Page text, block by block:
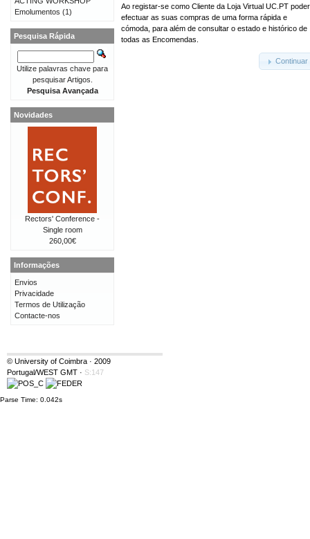
Ao registar-se como Cliente da Loja Virtual UC.PT
efectuar as suas compras de uma forma rápida e
cómoda, para além de consultar o estado e histórico de
todas as Encomendas.
Continuar
Emolumentos (1)
Pesquisa Rápida
Utilize palavras chave para
pesquisar Artigos.
Pesquisa Avançada
Novidades
Rectors' Conference -
Single room
260,00€
Informações
Envios
Privacidade
Termos de Utilização
Contacte-nos
© University of Coimbra · 2009
Portugal/WEST GMT · S:147
Parse Time: 0.042s